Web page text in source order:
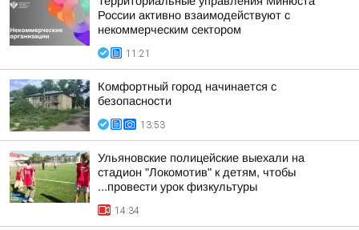
России активно взаимодействуют с
некоммерческим сектором
11:21
Комфортный город начинается с
безопасности
13:53
Ульяновские полицейские выехали на
стадион "Локомотив" к детям, чтобы
...провести урок физкультуры
14:34